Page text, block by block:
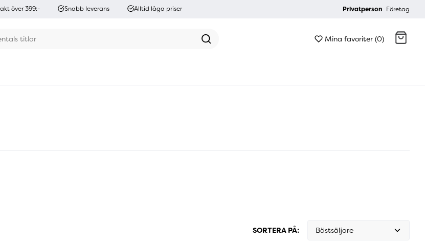
över 399:- Snabb leverans Alltid låga priser Privatperson Företag
Mina favoriter (0)
SORTERA PÅ: Bästsäljare